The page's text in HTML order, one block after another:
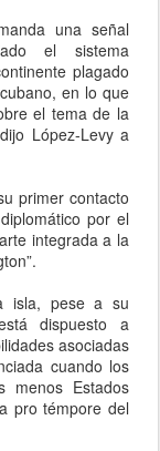
una señal
el sistema
plagado
en lo que
el tema de la
López-Levy a
primer contacto
por el
integrada a la
isla, pese a su
dispuesto a
asociadas
cuando los
menos Estados
pro témpore del